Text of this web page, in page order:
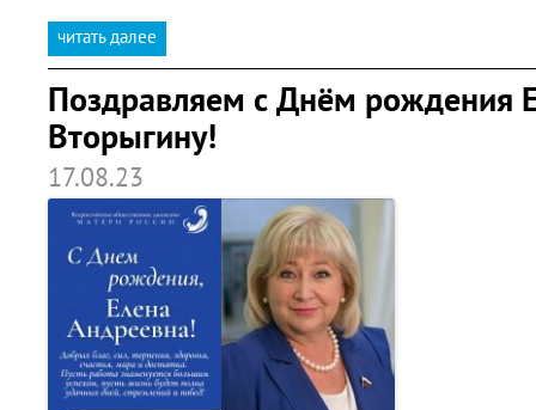
читать далее
Поздравляем с Днём рождения
Вторыгину!
17.08.23